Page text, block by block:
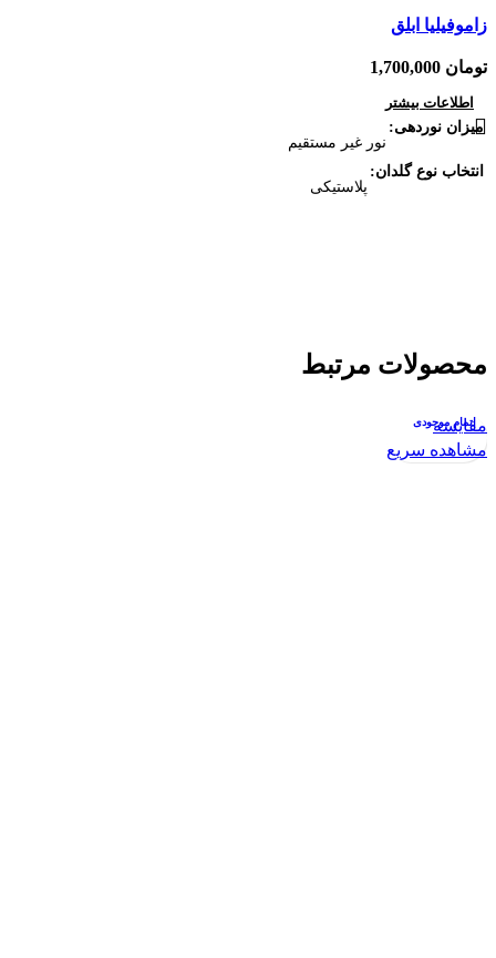
زاموفیلیا ابلق
تومان
اطلاعات بیشتر
میزان نوردهی
نور غیر مستقیم
انتخاب نوع گلدان
پلاستیکی
محصولات مرتبط
اتمام موجودی
مقایسه
مشاهده سریع